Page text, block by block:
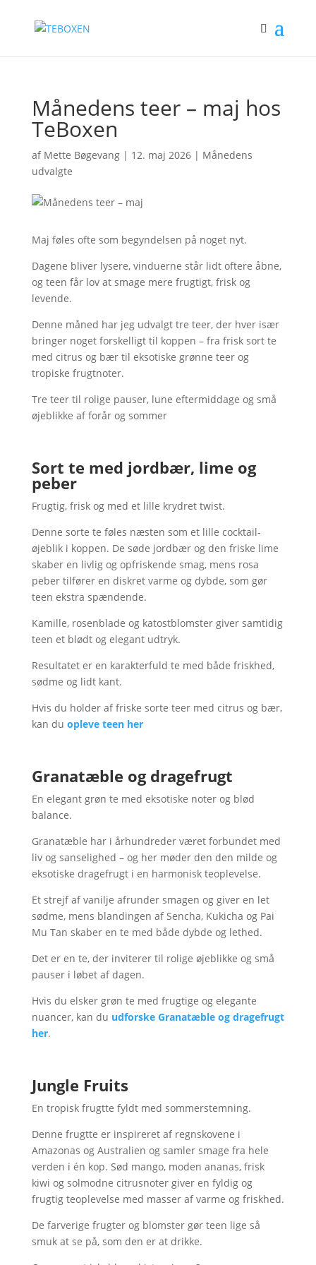
Månedens teer – maj hos
TeBoxen
af Mette Bøgevang| 12. maj 2026| Månedens
udvalgte
Maj føles ofte som begyndelsen på noget nyt.
Dagene bliver lysere, vinduerne står lidt oftere åbne,
og teen får lov at smage mere frugtigt, frisk og
levende.
Denne måned har jeg udvalgt tre teer, der hver især
bringer noget forskelligt til koppen – fra frisk sort te
med citrus og bær til eksotiske grønne teer og
tropiske frugtnoter.
Tre teer til rolige pauser, lune eftermiddage og små
øjeblikke af forår og sommer
Sort te med jordbær, lime og
peber
Frugtig, frisk og med et lille krydret twist.
Denne sorte te føles næsten som et lille cocktail-
øjeblik i koppen. De søde jordbær og den friske lime
skaber en livlig og opfriskende smag, mens rosa
peber tilfører en diskret varme og dybde, som gør
teen ekstra spændende.
Kamille, rosenblade og katostblomster giver samtidig
teen et blødt og elegant udtryk.
Resultatet er en karakterfuld te med både friskhed,
sødme og lidt kant.
Hvis du holder af friske sorte teer med citrus og bær,
kan du opleve teen her
Granatæble og dragefrugt
En elegant grøn te med eksotiske noter og blød
balance.
Granatæble har i århundreder været forbundet med
liv og sanselighed – og her møder den den milde og
eksotiske dragefrugt i en harmonisk teoplevelse.
Et strejf af vanilje afrunder smagen og giver en let
sødme, mens blandingen af Sencha, Kukicha og Pai
Mu Tan skaber en te med både dybde og lethed.
Det er en te, der inviterer til rolige øjeblikke og små
pauser i løbet af dagen.
Hvis du elsker grøn te med frugtige og elegante
nuancer, kan du udforske Granatæble og dragefrugt
her.
Jungle Fruits
En tropisk frugtte fyldt med sommerstemning.
Denne frugtte er inspireret af regnskovene i
Amazonas og Australien og samler smage fra hele
verden i én kop. Sød mango, moden ananas, frisk
kiwi og solmodne citrusnoter giver en fyldig og
frugtig teoplevelse med masser af varme og friskhed.
De farverige frugter og blomster gør teen lige så
smuk at se på, som den er at drikke.